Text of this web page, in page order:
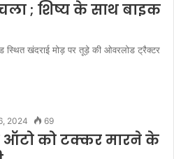
; शिष्य के साथ बाइक
स्थित खंदराई मोड़ पर तूड़े की ओवरलोड ट्रैक्टर
2024 69
ऑटो को टक्कर मारने के